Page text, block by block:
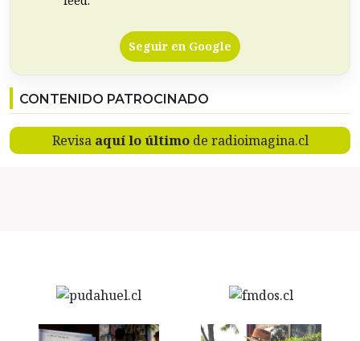
Seguir en Google
CONTENIDO PATROCINADO
Revisa aquí lo últimode radioimagina.cl